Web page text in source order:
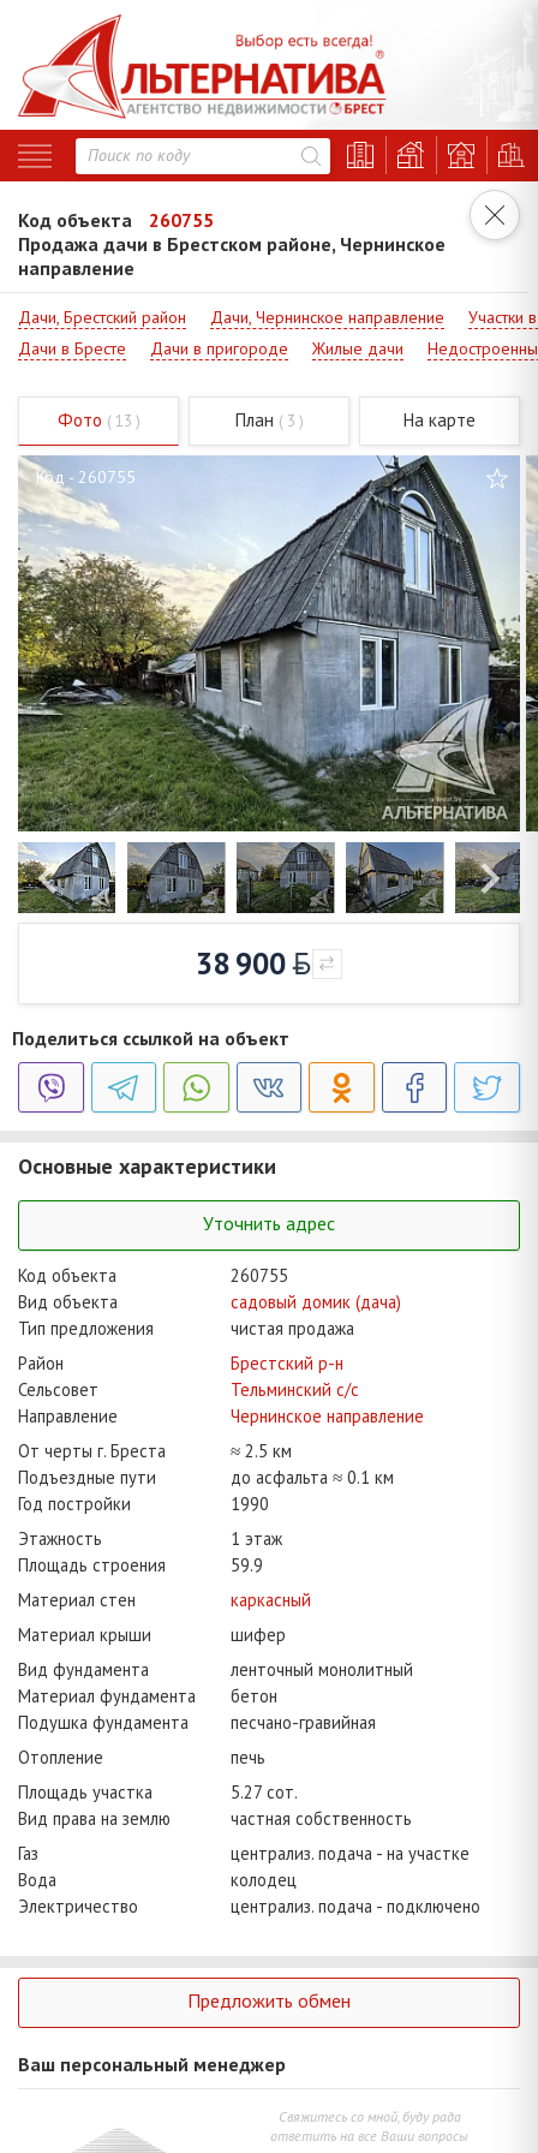
Код объекта
260755
Продажа дачи в Брестском районе, Чернинское
направление
Дачи, Брестский район Дачи, Чернинское направление
Участки
Дачи в Бресте
Дачи в пригороде Жилые дачи
Фото ( 13 ) План ( 3 ) На карте
Код - 260755
38 900
Поделиться ссылкой на объект
Основные характеристики
Уточнить адрес
Код объекта
260755
Вид объекта
садовый домик (дача)
Тип предложения
чистая продажа
Район
Брестский р-н
Сельсовет
Тельминский с/с
Направление
Чернинское направление
От черты г. Бреста
≈ 2.5 км
Подъездные пути
до асфальта ≈ 0.1 км
Год постройки
1990
Этажность
1 этаж
Площадь строения
59.9
Материал стен
каркасный
Материал крыши
шифер
Вид фундамента
ленточный монолитный
Материал фундамента
бетон
Подушка фундамента
песчано-гравийная
Отопление
печь
Площадь участка
5.27 сот.
Вид права на землю
частная собственность
Газ
централиз. подача - на участке
Вода
колодец
Электричество
централиз. подача - подключено
Предложить обмен
Ваш персональный менеджер
Свяжитесь со мной, буду рада
ответить на все Ваши вопросы